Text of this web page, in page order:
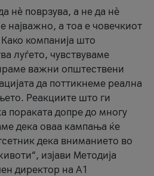
нè поврзува, а не да нè
најважно, а тоа е човечкиот
компанија што
луѓето, чувствуваме
важни општествени
да поттикнеме реална
Реакциите што ги
пораката допре до многу
дека оваа кампања ќе
дека вниманието во
изјави Методија
директор на А1